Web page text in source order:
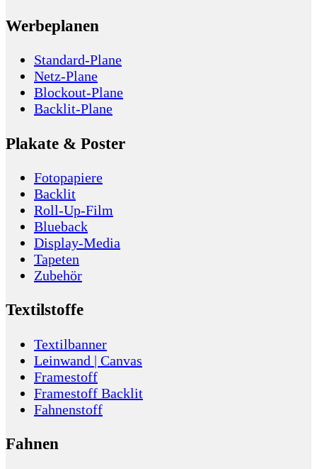
Werbeplanen
Standard-Plane
Netz-Plane
Blockout-Plane
Backlit-Plane
Plakate & Poster
Fotopapiere
Backlit
Roll-Up-Film
Blueback
Display-Media
Tapeten
Zubehör
Textilstoffe
Textilbanner
Leinwand | Canvas
Framestoff
Framestoff Backlit
Fahnenstoff
Fahnen